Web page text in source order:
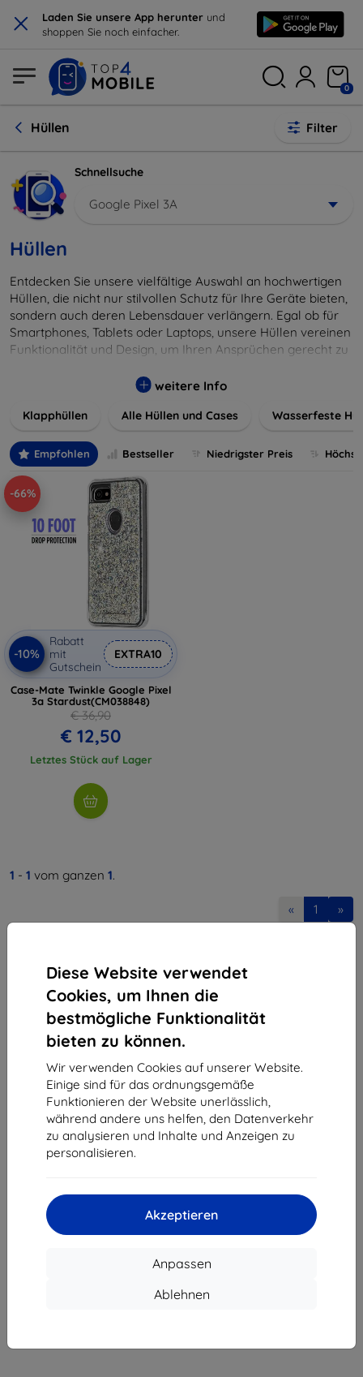
× Laden Sie unsere App herunter und
shoppen Sie noch einfacher.
Diese Website verwendet
Cookies, um Ihnen die
bestmögliche Funktionalität
bieten zu können.
Wir verwenden Cookies auf unserer Website.
Einige sind für das ordnungsgemäße
Funktionieren der Website unerlässlich,
während andere uns helfen, den Datenverkehr
zu analysieren und Inhalte und Anzeigen zu
personalisieren.
Akzeptieren
Anpassen
Ablehnen
0
Hüllen Filter
Schnellsuche
Google Pixel 3A
Hüllen
Entdecken Sie unsere vielfältige Auswahl an hochwertigen
Hüllen, die nicht nur stilvollen Schutz für Ihre Geräte bieten,
sondern auch deren Lebensdauer verlängern. Egal ob für
Smartphones, Tablets oder Laptops, unsere Hüllen vereinen
Funktionalität und Design, um Ihren Ansprüchen gerecht zu
Farben, um Ihren persönlichen Stil perfekt zu
weitere Info
Klapphüllen Alle Hüllen und Cases Wasserfeste
Empfohlen Bestseller Niedrigster Preis
-66%
-10%
Rabatt
mit
Gutschein
EXTRA10
Case-Mate Twinkle Google Pixel
3a Stardust(CM038848)
€ 36,90
€ 12,50
Letztes Stück auf Lager
1 - 1 vom ganzen 1.
« 1 »
Shield-Sk s.r.o.
Ulica Rudolfa Mocka 3750/2A
841 04 Bratislava
Unternehmens-ID:46701494
USt-IdNr.:SK2023549671
info@top4mobile.eu